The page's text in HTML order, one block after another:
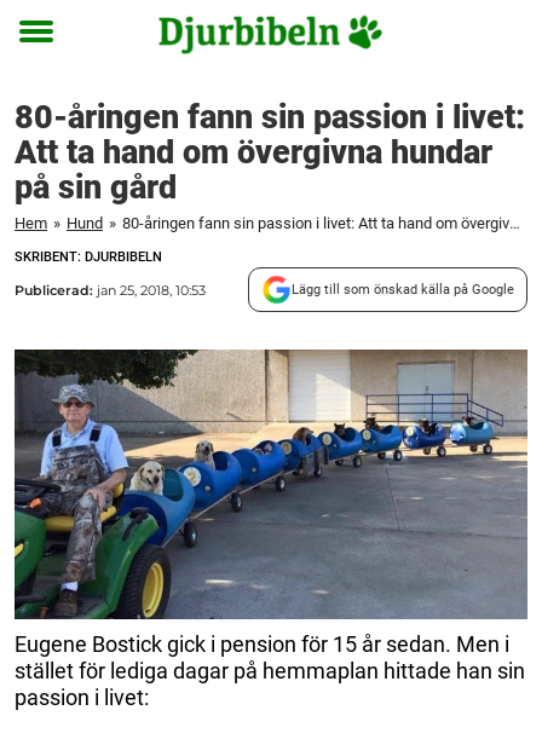
Toggle
80-åringen fann sin passion i livet:
Att ta hand om övergivna hundar
på sin gård
Hem » Hund » 80-åringen fann sin passion i livet: Att ta hand om övergivna hundar på sin gård
SKRIBENT: DJURBIBELN
Publicerad: jan 25, 2018, 10:53 Lägg till som önskad källa på Google
Eugene Bostick gick i pension för 15 år sedan. Men i
stället för lediga dagar på hemmaplan hittade han sin
passion i livet: